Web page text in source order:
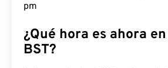
pm
¿Qué hora es ahora
BST?